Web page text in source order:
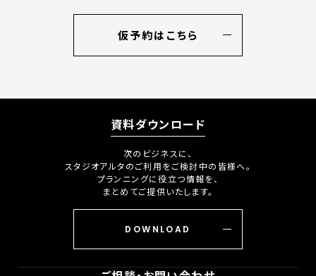
仮予約はこちら
資料ダウンロード
次のビジネスに、
スタジオアルタのご利用をご検討中の皆様へ。
プランニングに役立つ情報を、
まとめてご提供いたします。
DOWNLOAD